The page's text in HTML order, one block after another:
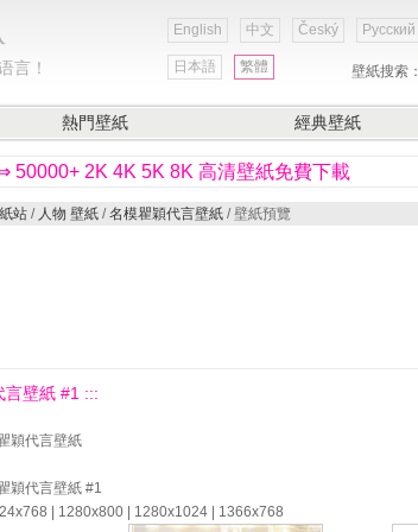
言！
English 中文 Český Русский
日本語 繁體 壁紙搜索：
熱門壁紙 經典壁紙
50000+ 2K 4K 5K 8K 高清壁紙免費下載
站 / 人物 壁紙 /名模瞿穎代言壁紙 / 壁紙預覽
言壁紙 #1 :::
穎代言壁紙
穎代言壁紙 #1
| 1280x800 | 1280x1024 | 1366x768